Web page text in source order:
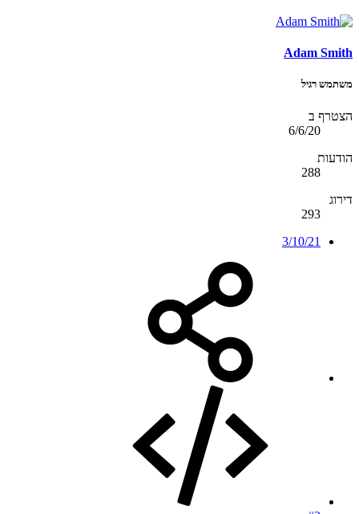
Adam Smith
משתמש רגיל
הצטרף ב
6/6/20
הודעות
288
דירוג
293
3/10/21